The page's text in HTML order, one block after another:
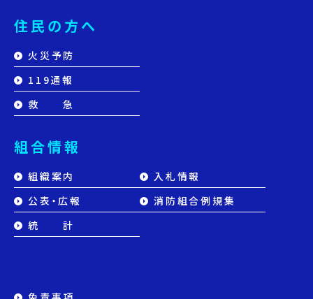
住民の方へ
火災予防
119通報
救 急
組合情報
組織案内
公表・広報
統 計
入札情報
消防組合例規集